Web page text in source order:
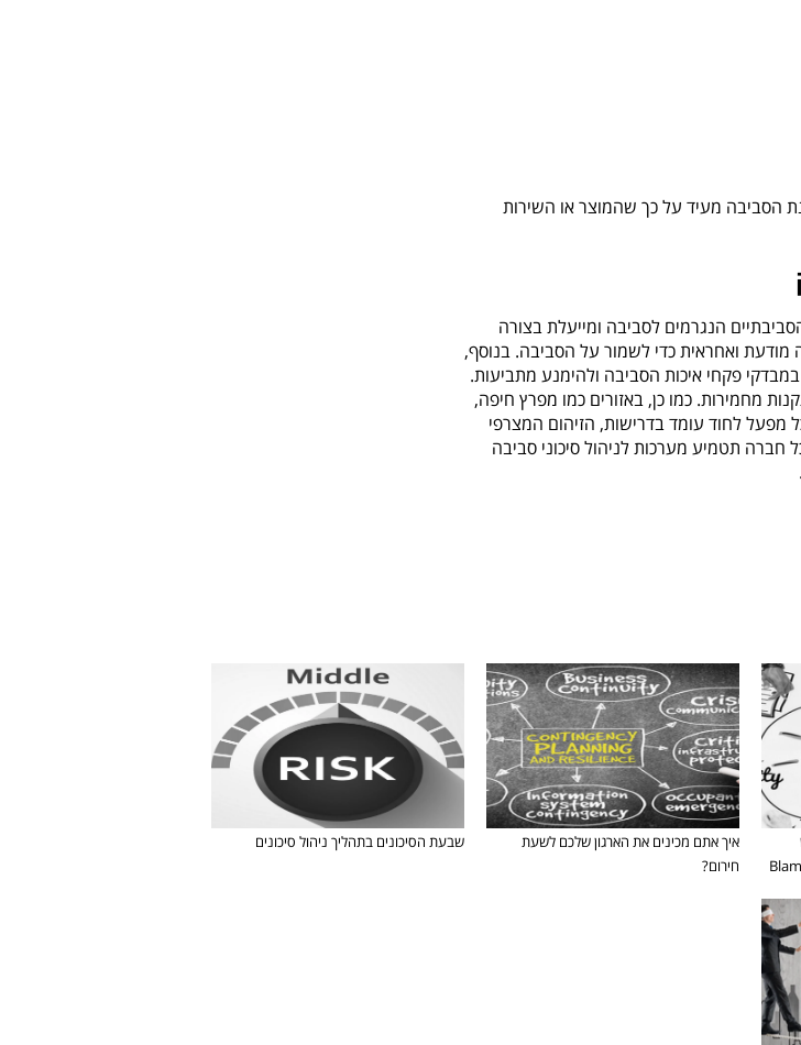
הסביבה מעיד על כך שהמוצר או השירות
הנגרמים לסביבה ומייעלת בצורה
ואחראית כדי לשמור על הסביבה. בנוסף,
פקחי איכות הסביבה ולהימנע מתביעות.
מחמירות. כמו כן, באזורים כמו מפרץ חיפה,
מפעל לחוד עומד בדרישות, הזיהום המצרפי
חברה תטמיע מערכות לניהול סיכוני סביבה
איך אתם מכינים את הארגון שלכם לשעת
חירום?
שבעת הסיכונים בתהליך ניהול סיכונים